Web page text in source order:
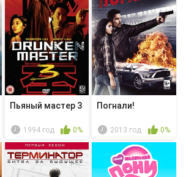
Пьяный мастер 3
1994 год 0%
Погнали!
2013 год 0%